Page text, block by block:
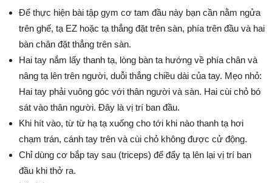
Để thực hiện bài tập gym cơ tam đầu này bạn cần nằm ngửa
trên ghế, tạ EZ hoặc tạ thẳng đặt trên sàn, phía trên đầu và hai
bàn chân đặt thẳng trên sàn.
Hai tay nắm lấy thanh tạ, lòng bàn ta hướng về phía chân và
nâng tạ lên trên người, duỗi thẳng chiều dài của tay. Mẹo nhỏ:
Hai tay phải vuông góc với thân người và sàn. Hai cùi chỏ bó
sát vào thân người. Đây là vị trí ban đầu.
Khi hít vào, từ từ hạ tạ xuống cho tới khi nào thanh tạ hơi
chạm trán, cánh tay trên và cùi chỏ không được cử động.
Chỉ dùng cơ bắp tay sau (triceps) để đẩy tạ lên lại vị trí ban
đầu khi thở ra.